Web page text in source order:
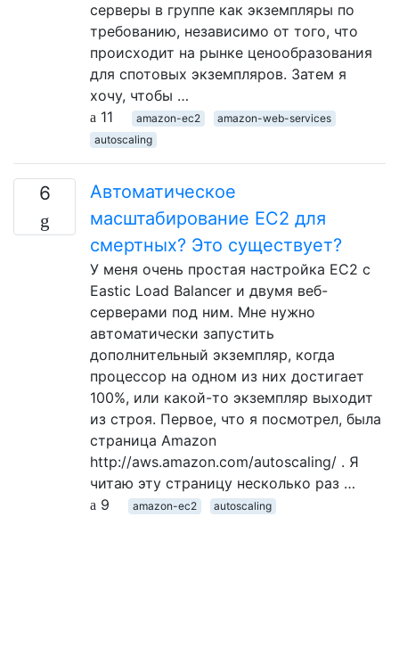
серверы в группе как экземпляры по
требованию, независимо от того, что
происходит на рынке ценообразования
для спотовых экземпляров. Затем я
хочу, чтобы …
11
amazon-ec2
amazon-web-services
autoscaling
6
Автоматическое
масштабирование EC2 для
смертных? Это существует?
У меня очень простая настройка EC2 с
Eastic Load Balancer и двумя веб-
серверами под ним. Мне нужно
автоматически запустить
дополнительный экземпляр, когда
процессор на одном из них достигает
100%, или какой-то экземпляр выходит
из строя. Первое, что я посмотрел, была
страница Amazon
http://aws.amazon.com/autoscaling/ . Я
читаю эту страницу несколько раз …
9
amazon-ec2 autoscaling